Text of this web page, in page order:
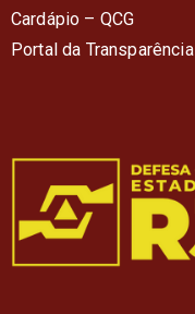
Cardápio – QCG
Portal da Transparência